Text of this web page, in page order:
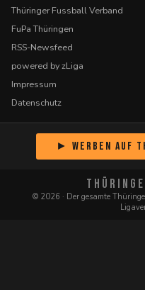
Thüringer Fussball Verband
FuPa Thüringen
RSS-Newsfeed
powered by zLiga
Impressum
Datenschutz
► Werben auf
© 2026 · Der gesamte